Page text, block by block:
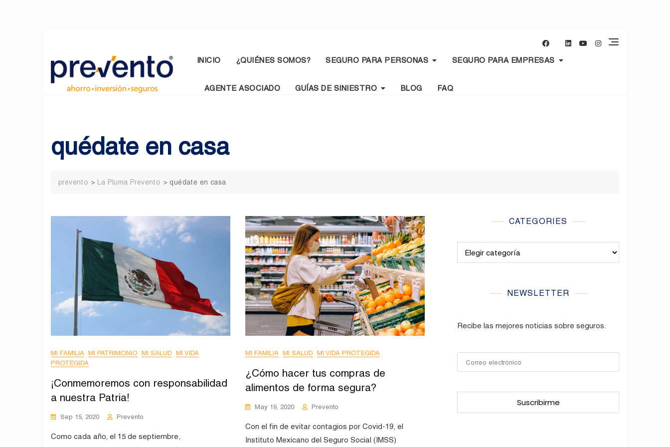
content
INICIO ¿QUIÉNES SOMOS? SEGURO PARA PERSONAS SEGURO PARA EMPRESAS
AGENTE ASOCIADO GUÍAS DE SINIESTRO BLOG FAQ
quédate en casa
prevento > La Pluma Prevento >quédate en casa
MI FAMILIA MI PATRIMONIO MI SALUD MI VIDA
PROTEGIDA
¡Conmemoremos con responsabilidad
a nuestra Patria!
Sep 15, 2020 Prevento
Como cada año, el 15 de septiembre,
MI FAMILIA MI SALUD MI VIDA PROTEGIDA
¿Cómo hacer tus compras de
alimentos de forma segura?
May 19, 2020 Prevento
Con el fin de evitar contagios por Covid-19, el
Instituto Mexicano del Seguro Social (IMSS)
CATEGORIES
NEWSLETTER
Recibe las mejores noticias sobre seguros.